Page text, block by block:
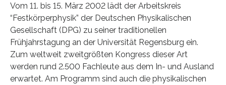
Vom 11. bis 15. März 2002 lädt der Arbeitskreis
“Festkörperphysik” der Deutschen Physikalischen
Gesellschaft (DPG) zu seiner traditionellen
Frühjahrstagung an der Universität Regensburg ein.
Zum weltweit zweitgrößten Kongress dieser Art
werden rund 2.500 Fachleute aus dem In- und Ausland
erwartet. Am Programm sind auch die physikalischen